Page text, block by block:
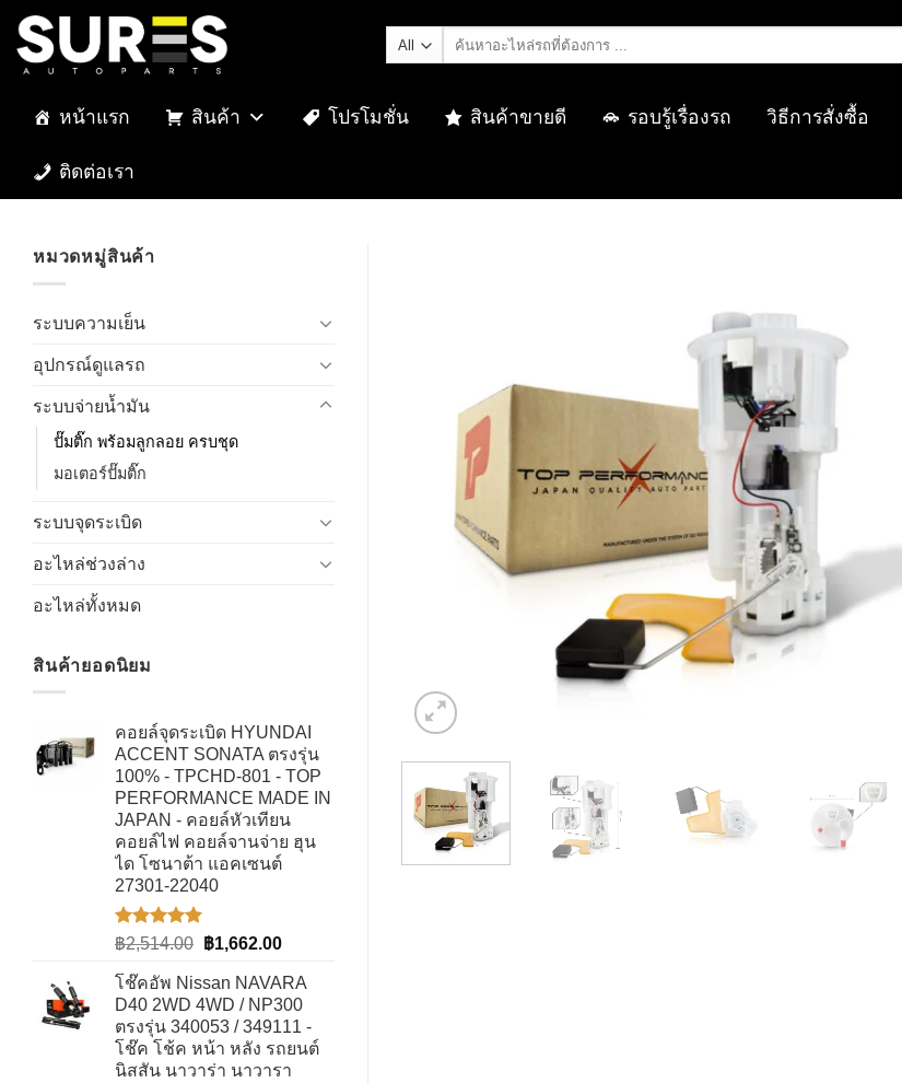
Skip
content
ค้นหา:
หน้าแรก สินค้า โปรโมชั่น สินค้าขายดี รอบรู้เรื่องรถ วิธีการสั่งซื้อ
ติดต่อเรา
หมวดหมู่สินค้า
ระบบความเย็น
อุปกรณ์ดูแลรถ
ระบบจ่ายน้ำมัน
ปั๊มติ๊ก พร้อมลูกลอย ครบชุด
มอเตอร์ปั๊มติ๊ก
ระบบจุดระเบิด
อะไหล่ช่วงล่าง
อะไหล่ทั้งหมด
สินค้ายอดนิยม
คอยล์จุดระเบิด HYUNDAI
ACCENT SONATA ตรงรุ่น
100% - TPCHD-801 - TOP
PERFORMANCE MADE IN
JAPAN - คอยล์หัวเทียน
คอยล์ไฟ คอยล์จานจ่าย ฮุน
ได โซนาต้า แอคเซนต์
27301-22040
ให้คะแนน
1-5
คะแนน
฿2,514.00 Original
was:
฿2,514.00.
฿1,662.00Current
is:
฿1,662.00.
โช๊คอัพ Nissan NAVARA
D40 2WD 4WD / NP300
ตรงรุ่น 340053 / 349111 -
โช๊ค โช้ค หน้า หลัง รถยนต์
นิสสัน นาวาร่า นาวารา